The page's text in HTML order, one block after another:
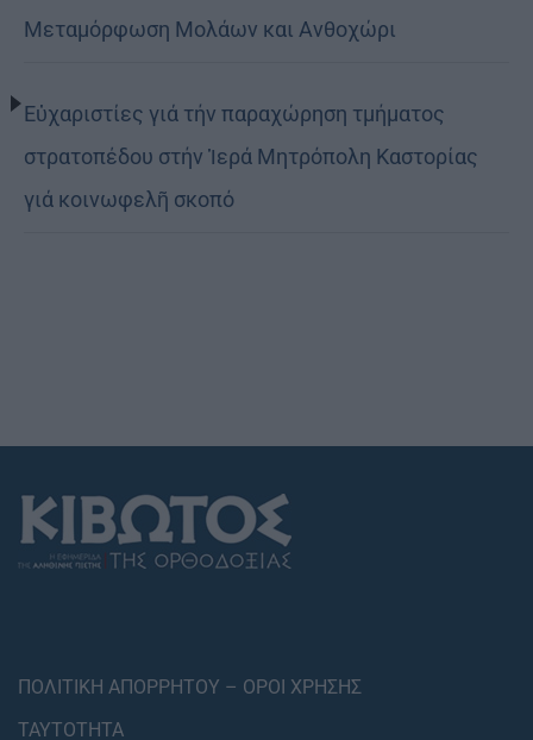
Μεταμόρφωση Μολάων και Ανθοχώρι
Εὐχαριστίες γιά τήν παραχώρηση τμήματος
στρατοπέδου στήν Ἱερά Μητρόπολη Καστορίας
γιά κοινωφελῆ σκοπό
ΠΟΛΙΤΙΚΗ ΑΠΟΡΡΗΤΟΥ – ΟΡΟΙ ΧΡΗΣΗΣ
ΤΑΥΤΟΤΗΤΑ